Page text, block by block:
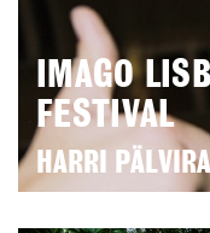
IMAGO
FESTIVAL
HARRI